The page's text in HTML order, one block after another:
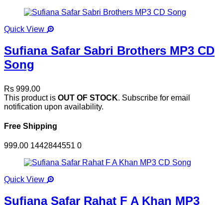
Quick View
Sufiana Safar Sabri Brothers MP3 CD
Song
Rs 999.00
This product is OUT OF STOCK. Subscribe for email
notification upon availability.
Free Shipping
999.00 1442844551 0
Quick View
Sufiana Safar Rahat F A Khan MP3